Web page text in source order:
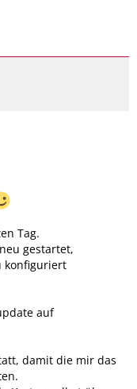
Tag.
gestartet,
konfiguriert
auf
damit die mir das